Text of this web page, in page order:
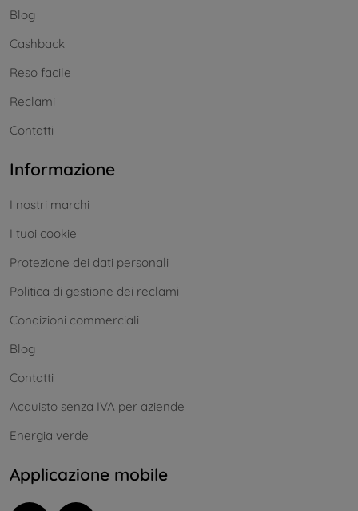
Blog
Cashback
Reso facile
Reclami
Contatti
Informazione
I nostri marchi
I tuoi cookie
Protezione dei dati personali
Politica di gestione dei reclami
Condizioni commerciali
Blog
Contatti
Acquisto senza IVA per aziende
Energia verde
Applicazione mobile